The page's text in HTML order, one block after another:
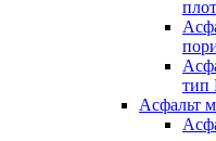
тип
Асфальт